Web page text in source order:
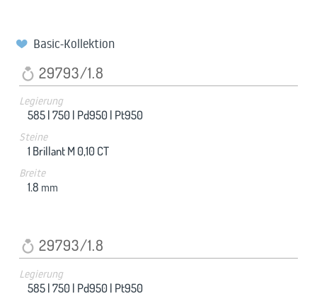
Basic-Kollektion
29793/1.8
Legierung
585 |750 | Pd950 | Pt950
Steine
1 Brillant M 0,10 CT
Breite
1.8 mm
29793/1.8
Legierung
585 |750 | Pd950 | Pt950